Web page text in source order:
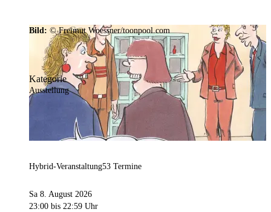
Bild: © Freimut Woessner/toonpool.com
Kategorie
Ausstellung
Hybrid-Veranstaltung53 Termine
Sa 8. August 2026
23:00 bis 22:59 Uhr